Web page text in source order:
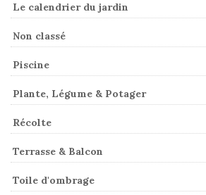
Le calendrier du jardin
Non classé
Piscine
Plante, Légume & Potager
Récolte
Terrasse & Balcon
Toile d'ombrage